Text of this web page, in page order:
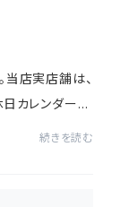
店実店舗は、
カレンダーは
続きを読む